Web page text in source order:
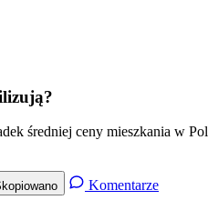
średniej ceny mieszkania w
Komentarze